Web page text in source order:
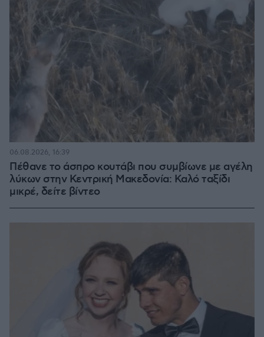
Πέθανε το άσπρο κουτάβι που συμβίωνε με αγέλη
λύκων στην Κεντρική Μακεδονία: Καλό ταξίδι
μικρέ, δείτε βίντεο
06.08.2026, 16:39